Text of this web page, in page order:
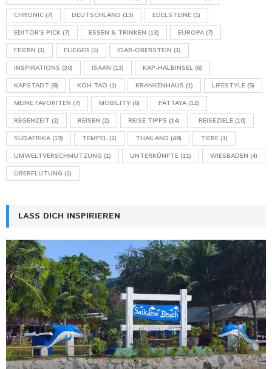
CHRONIC (7) DEUTSCHLAND (13) EDELSTEINE (1)
EDITOR'S PICK (7) ESSEN & TRINKEN (13) EUROPA(7)
FEIERN (1) FLIEGER (1) IDAR-OBERSTEIN (1)
INSPIRATIONS (30) ISAAN (13) KAP-HALBINSEL (6)
KAPSTADT (8) KOH TAO (1) KRANKENHAUS (1) LIFESTYLE (5)
MEINE FAVORITEN (7) MOBILITY (6) PATTAYA(12)
REGENZEIT (2) REISEN (2) REISE TIPPS (14) REISEZIELE (10)
SÜDAFRIKA(19) TEMPEL (2) THAILAND (48) TIERE (1)
UMWELTVERSCHMUTZUNG (1) UNTERKÜNFTE (11) WIESBADEN (4)
ÜBERFLUTUNG (2)
LASS DICH INSPIRIEREN